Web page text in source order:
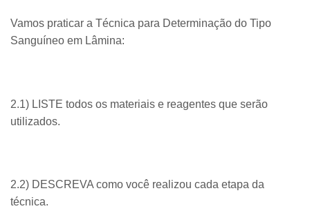
Vamos praticar a Técnica para Determinação do Tipo
Sanguíneo em Lâmina:
2.1) LISTE todos os materiais e reagentes que serão
utilizados.
2.2) DESCREVA como você realizou cada etapa da
técnica.